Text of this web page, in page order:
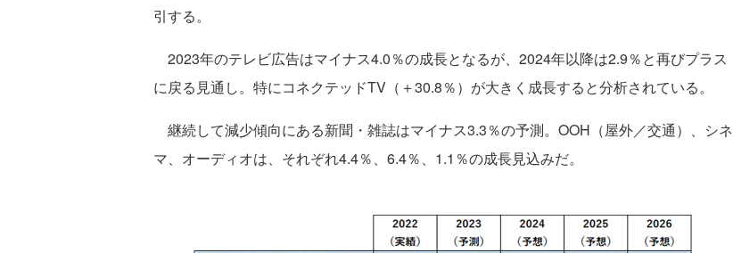
引する。
2023年のテレビ広告はマイナス4.0％の成長となるが、2024年以降は2.9％と再びプラス
に戻る見通し。特にコネクテッドTV（＋30.8％）が大きく成長すると分析されている。
継続して減少傾向にある新聞・雑誌はマイナス3.3％の予測。OOH（屋外／交通）、シネ
マ、オーディオは、それぞれ4.4％、6.4％、1.1％の成長見込みだ。